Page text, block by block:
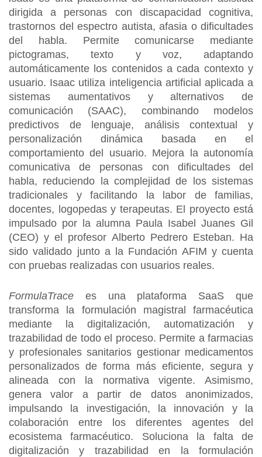
dirigida a personas con discapacidad cognitiva,
trastornos del espectro autista, afasia o dificultades
del habla. Permite comunicarse mediante
pictogramas, texto y voz, adaptando
automáticamente los contenidos a cada contexto y
usuario. Isaac utiliza inteligencia artificial aplicada a
sistemas aumentativos y alternativos de
comunicación (SAAC), combinando modelos
predictivos de lenguaje, análisis contextual y
personalización dinámica basada en el
comportamiento del usuario. Mejora la autonomía
comunicativa de personas con dificultades del
habla, reduciendo la complejidad de los sistemas
tradicionales y facilitando la labor de familias,
docentes, logopedas y terapeutas. El proyecto está
impulsado por la alumna Paula Isabel Juanes Gil
(CEO) y el profesor Alberto Pedrero Esteban. Ha
sido validado junto a la Fundación AFIM y cuenta
con pruebas realizadas con usuarios reales.
FormulaTrace es una plataforma SaaS que
transforma la formulación magistral farmacéutica
mediante la digitalización, automatización y
trazabilidad de todo el proceso. Permite a farmacias
y profesionales sanitarios gestionar medicamentos
personalizados de forma más eficiente, segura y
alineada con la normativa vigente. Asimismo,
genera valor a partir de datos anonimizados,
impulsando la investigación, la innovación y la
colaboración entre los diferentes agentes del
ecosistema farmacéutico. Soluciona la falta de
digitalización y trazabilidad en la formulación